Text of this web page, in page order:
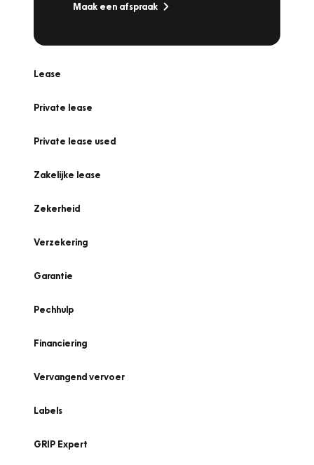
Maak een afspraak
Lease
Private lease
Private lease used
Zakelijke lease
Zekerheid
Verzekering
Garantie
Pechhulp
Financiering
Vervangend vervoer
Labels
GRIP Expert